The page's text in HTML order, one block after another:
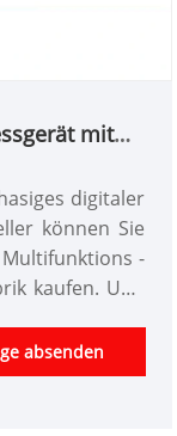
mit
digitaler
können Sie
-
kaufen. Und
absenden